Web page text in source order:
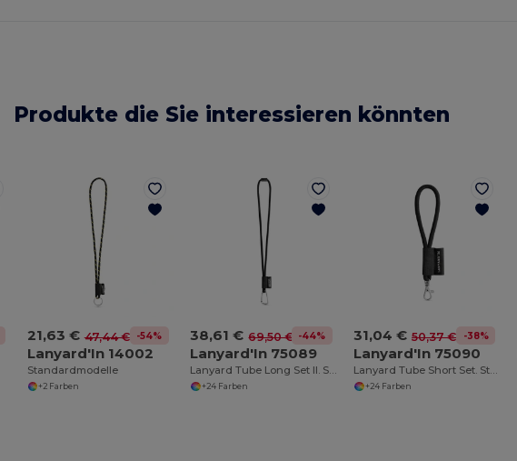
Produkte die Sie interessieren könnten
21,63 € 47,44 € -54%
Lanyard'In 14002
Standardmodelle
+2 Farben
38,61 € 69,50 € -44%
Lanyard'In 75089
Lanyard Tube Long Set II. Standardmodelle
+24 Farben
31,04 € 50,37 € -38%
Lanyard'In 75090
Lanyard Tube Short Set. Standardmodelle
+24 Farben